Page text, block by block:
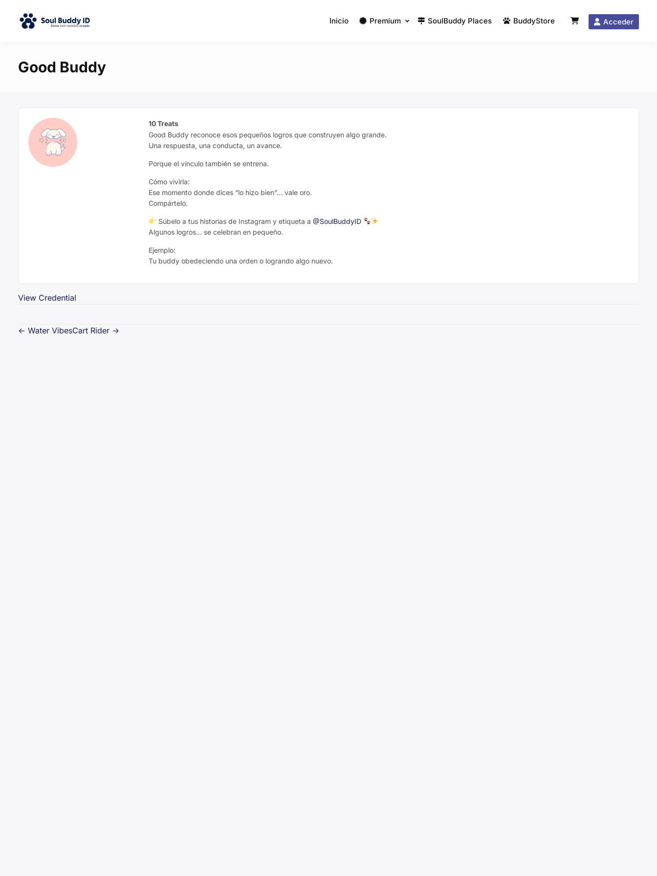
Inicio Premium SoulBuddy Places BuddyStore Acceder
Good Buddy
10 Treats
Good Buddy reconoce esos pequeños logros que construyen algo grande.
Una respuesta, una conducta, un avance.
Porque el vínculo también se entrena.
Cómo vivirla:
Ese momento donde dices “lo hizo bien”… vale oro.
Compártelo.
Súbelo a tus historias de Instagram y etiqueta a @SoulBuddyID
Algunos logros… se celebran en pequeño.
Ejemplo:
Tu buddy obedeciendo una orden o logrando algo nuevo.
View Credential
Navegación
← Water VibesCart Rider →